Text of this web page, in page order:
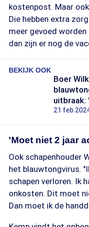
kostenpost. Maar
Die hebben extra
meer gevoed
dan zijn er nog de
BEKIJK OOK
Boer
uitbraak:
21 feb
'Moet niet 2 jaar
Ook schapenhouder
het blauwtongvirus.
schapen verloren. Ik
onkosten. Dit moet
Dan moet ik de